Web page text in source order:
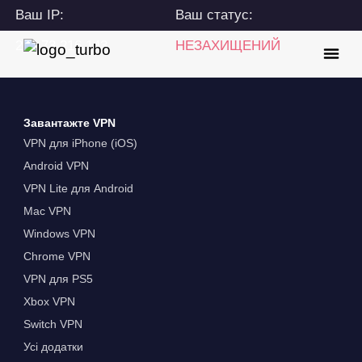
Ваш IP:
216.73.216.143
Ваш статус:
НЕЗАХИЩЕНИЙ
Завантажте VPN
VPN для iPhone (iOS)
Android VPN
VPN Lite для Android
Mac VPN
Windows VPN
Chrome VPN
VPN для PS5
Xbox VPN
Switch VPN
Усі додатки